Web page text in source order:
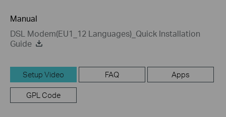
Manual
DSL Modem(EU1_12 Languages)_Quick Installation
Guide
Setup Video FAQ Apps
GPL Code